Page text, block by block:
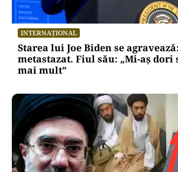
INTERNAȚIONAL
Starea lui Joe Biden se
metastazat. Fiul său: „Mi-aș dori
mai mult”